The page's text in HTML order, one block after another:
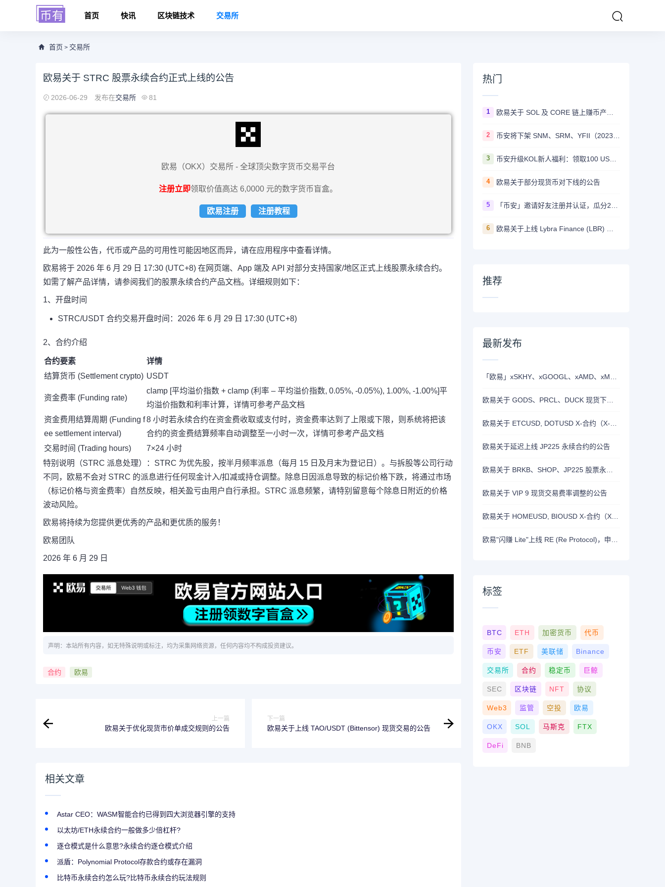
首页 快讯 区块链技术 交易所
首页 > 交易所
欧易关于 STRC 股票永续合约正式上线的公告
2026-06-29 发布在交易所 81
欧易（OKX）交易所 - 全球顶尖数字货币交易平台
注册立即领取价值高达 6,0000 元的数字货币盲盒。
欧易注册 注册教程
此为一般性公告，代币或产品的可用性可能因地区而异，请在应用程序中查看详情。
欧易将于 2026 年 6 月 29 日 17:30 (UTC+8) 在网页端、App 端及 API 对部分支持国家/地区正式上线股票永续合约。
如需了解产品详情，请参阅我们的股票永续合约产品文档。详细规则如下：
1、开盘时间
STRC/USDT 合约交易开盘时间：2026 年 6 月 29 日 17:30 (UTC+8)
2、合约介绍
合约要素
详情
结算货币 (Settlement crypto) USDT
资金费率 (Funding rate)
clamp [平均溢价指数 + clamp (利率 – 平均溢价指数, 0.05%, -0.05%), 1.00%, -1.00%]平
均溢价指数和利率计算，详情可参考产品文档
资金费用结算周期 (Funding f
ee settlement interval)
8 小时若永续合约在资金费收取或支付时，资金费率达到了上限或下限，则系统将把该
合约的资金费结算频率自动调整至一小时一次，详情可参考产品文档
交易时间 (Trading hours)
7×24 小时
特别说明（STRC 派息处理）：STRC 为优先股，按半月频率派息（每月 15 日及月末为登记日）。与拆股等公司行动
不同，欧易不会对 STRC 的派息进行任何现金计入/扣减或持仓调整。除息日因派息导致的标记价格下跌，将通过市场
（标记价格与资金费率）自然反映，相关盈亏由用户自行承担。STRC 派息频繁，请特别留意每个除息日附近的价格
波动风险。
欧易将持续为您提供更优秀的产品和更优质的服务！
欧易团队
2026 年 6 月 29 日
声明：本站所有内容，如无特殊说明或标注，均为采集网络资源，任何内容均不构成投资建议。
合约 欧易
上一篇
欧易关于优化现货市价单成交规则的公告
下一篇
欧易关于上线 TAO/USDT (Bittensor) 现货交易的公告
相关文章
Astar CEO：WASM智能合约已得到四大浏览器引擎的支持
以太坊/ETH永续合约一般做多少倍杠杆?
逐仓模式是什么意思?永续合约逐仓模式介绍
派盾：Polynomial Protocol存款合约或存在漏洞
比特币永续合约怎么玩?比特币永续合约玩法规则
热门
1
2
3 币安升级KOL新人福利：领取100 USDT迎新奖励
4 欧易关于部分现货币对下线的公告
5
6
推荐
最新发布
欧易关于延迟上线 JP225 永续合约的公告
欧易关于 VIP 9 现货交易费率调整的公告
标签
BTC ETH 加密货币 代币
币安 ETF 美联储 Binance
交易所 合约 稳定币 巨鲸
SEC 区块链 NFT 协议
Web3 监管 空投 欧易
OKX SOL 马斯克 FTX
DeFi BNB